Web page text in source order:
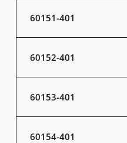
60151-401
60152-401
60153-401
60154-401